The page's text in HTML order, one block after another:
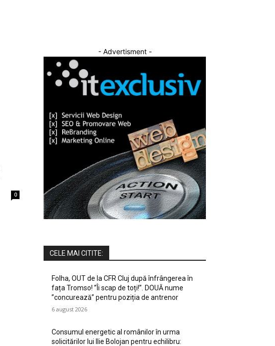
0
- Advertisment -
CELE MAI CITITE:
Folha, OUT de la CFR Cluj după înfrângerea în
fața Tromso! ”Îi scap de toți!”. DOUĂ nume
”concurează” pentru poziția de antrenor
6 august 2026
Consumul energetic al românilor în urma
solicitărilor lui Ilie Bolojan pentru echilibru: